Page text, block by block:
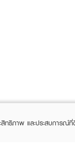
ทธิภาพ และประสบการณ์